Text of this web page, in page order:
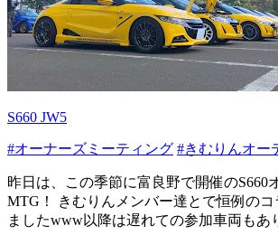
S660 JW5
#オーナーズミーティング #きむりんオー
昨日は、この季節に富良野で開催のS660
MTG！ きむりんメンバー達とで恒例のコ
ましたwww以降は遅れての参加車両もあ